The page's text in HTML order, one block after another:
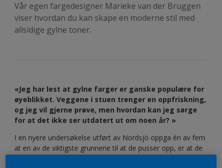
Vår egen fargedesigner Marieke van der Bruggen
viser hvordan du kan skape en moderne stil med
allsidige gylne toner.
«Jeg har lest at gylne farger er ganske populære for
øyeblikket. Veggene i stuen trenger en oppfriskning,
og jeg vil gjerne prøve, men hvordan kan jeg sørge
for at det ikke ser utdatert ut om noen år? »
I en nyere undersøkelse utført av Nordsjö oppga én av fem
at en av de viktigste grunnene til at de pusser opp, er at de